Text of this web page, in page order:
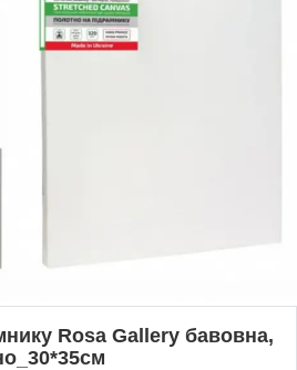
Rosa Gallery бавовна,